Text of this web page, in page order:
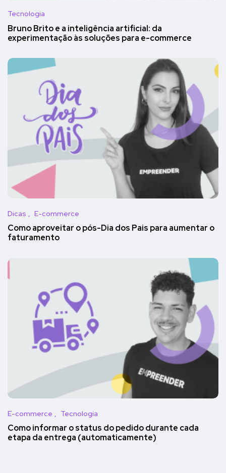
Tecnologia
Bruno Brito e a inteligência artificial: da
experimentação às soluções para e-commerce
Dicas E-commerce
Como aproveitar o pós-Dia dos Pais para aumentar o
faturamento
E-commerce Tecnologia
Como informar o status do pedido durante cada
etapa da entrega (automaticamente)